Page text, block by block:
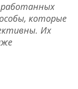
которые
Их